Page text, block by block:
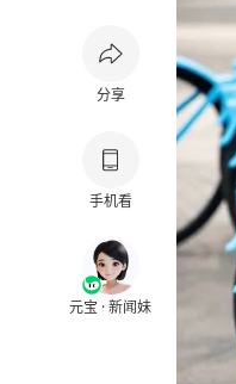
分享
手机看
元宝 · 新闻妹